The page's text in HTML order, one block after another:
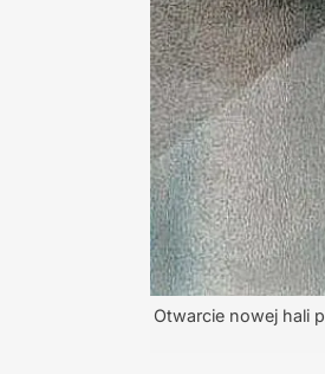
Otwarcie nowej hali